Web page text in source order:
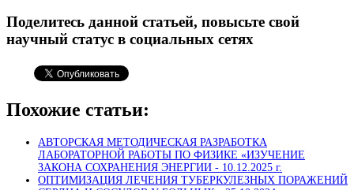
Поделитесь данной статьей, повысьте свой
научный статус в социальных сетях
Похожие статьи:
АВТОРСКАЯ МЕТОДИЧЕСКАЯ РАЗРАБОТКА
ЛАБОРАТОРНОЙ РАБОТЫ ПО ФИЗИКЕ «ИЗУЧЕНИЕ
ЗАКОНА СОХРАНЕНИЯ ЭНЕРГИИ - 10.12.2025 г.
ОПТИМИЗАЦИЯ ЛЕЧЕНИЯ ТУБЕРКУЛЕЗНЫХ ПОРАЖЕНИЙ